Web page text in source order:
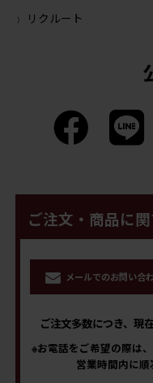
リクルート
ご注文・商品に
メールでのお問い合
ご注文多数につき、現
※お電話をご希望の際は
営業時間内に